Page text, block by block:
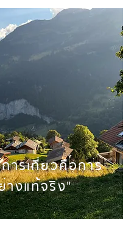
ารเที่ยวคือการ
งแท้จริง"